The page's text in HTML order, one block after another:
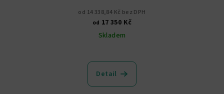
od 14 338,84 Kč bez DPH
od 17 350 Kč
Skladem
hodnocení
produktu
Detail